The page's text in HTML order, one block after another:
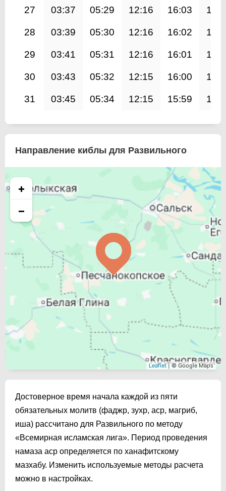
27 03:37 05:29 12:16 16:03
28 03:39 05:30 12:16 16:02
29 03:41 05:31 12:16 16:01
30 03:43 05:32 12:15 16:00
31 03:45 05:34 12:15 15:59
Направление киблы для Развильного
+
−
Leaflet| © Google Maps
Достоверное время начала каждой из пяти
обязательных молитв (фаджр, зухр, аср, магриб,
иша) рассчитано для Развильного по методу
«Всемирная исламская лига». Период проведения
намаза аср определяется по ханафитскому
мазхабу. Изменить используемые методы расчета
можно в настройках.